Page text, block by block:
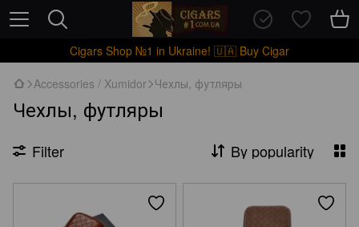
Cigars Shop №1 in Ukraine! 🇺🇦 Buy Cigar
Accessories / Xumidor Чехлы, футляры
Чехлы, футляры
Filter By popularity